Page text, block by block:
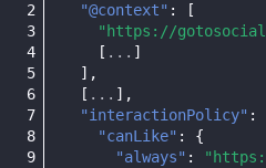
"@context" :
[
"https://
[ ... ]
],
[ ... ],
"interactionPolicy" :
"canLike" :
{
"always" :